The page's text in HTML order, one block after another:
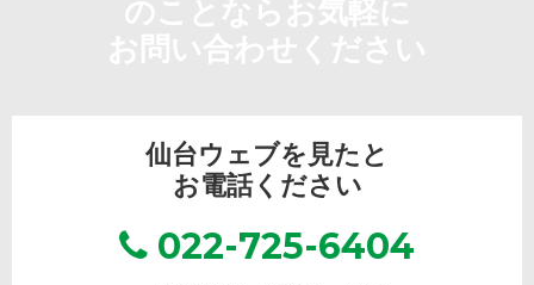
仙台ウェブを見たと
お電話ください
022-725-6404